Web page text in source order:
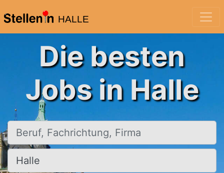
HALLE
Die besten
Jobs in Halle
Beruf, Fachrichtung, Firma
Ort, Stadt